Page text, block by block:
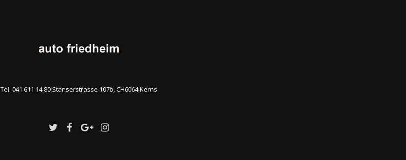
Tel. 041 611 14 80 Stanserstrasse 107b, CH6064 Kerns